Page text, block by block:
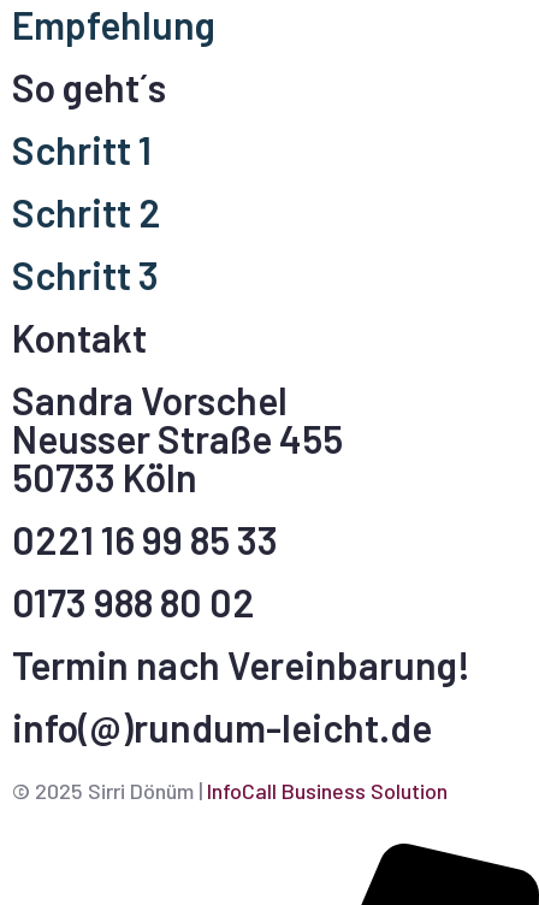
Empfehlung
So geht´s
Schritt 1
Schritt 2
Schritt 3
Kontakt
Sandra Vorschel
Neusser Straße 455
50733 Köln
0221 16 99 85 33
0173 988 80 02
Termin nach Vereinbarung!
info(@)rundum-leicht.de
© 2025 Sirri Dönüm | InfoCall Business Solution